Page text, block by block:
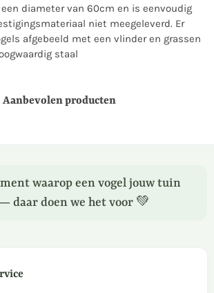
diameter van 60cm en is eenvoudig
niet meegeleverd. Er
afgebeeld met een vlinder en grassen
staal
Aanbevolen producten
waarop een vogel jouw tuin
daar doen we het voor 💚